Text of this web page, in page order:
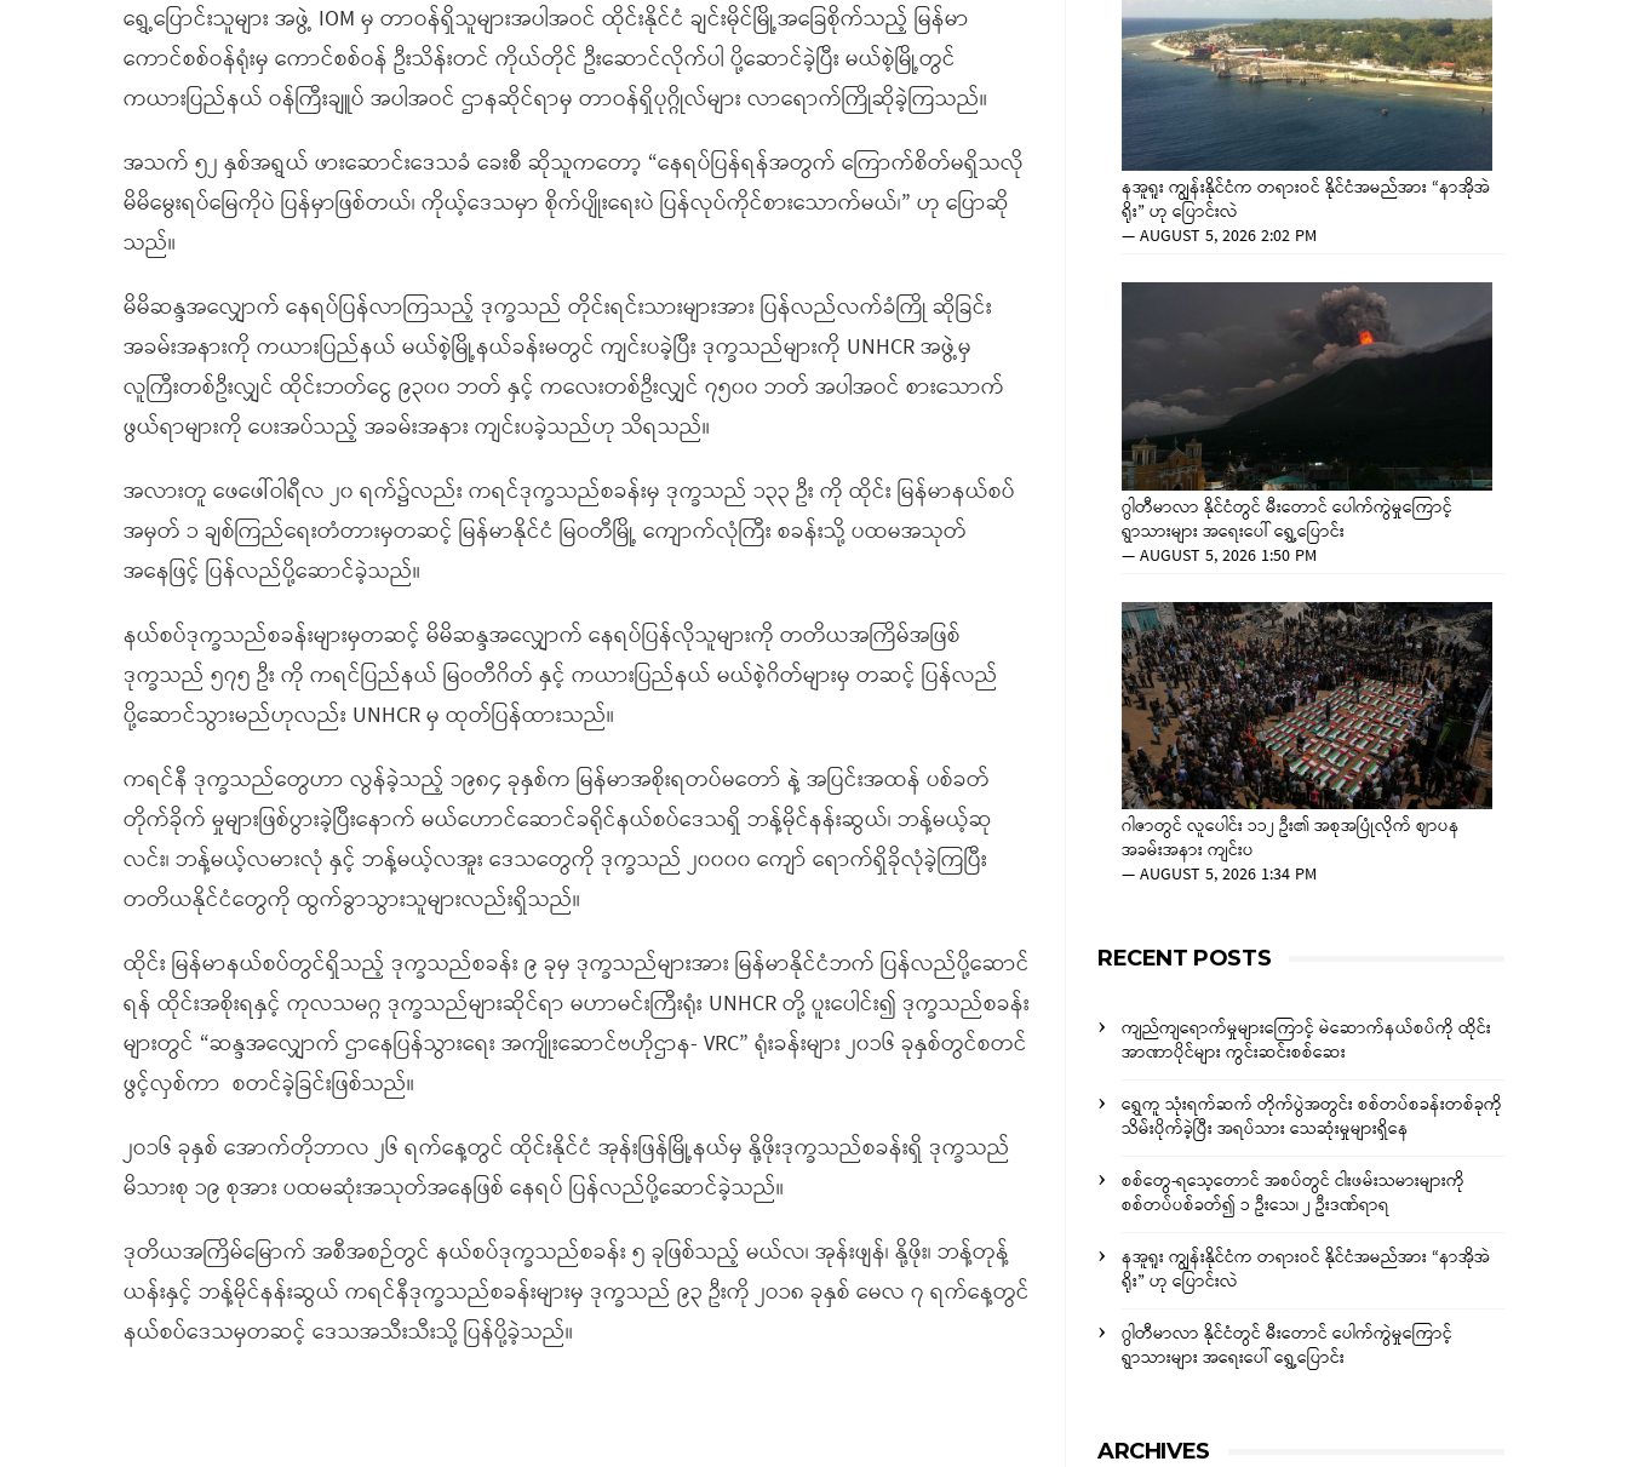
ရွှေ့ပြောင်းသူများ အဖွဲ့ IOM မှ တာဝန်ရှိသူများအပါအဝင် ထိုင်းနိုင်ငံ ချင်းမိုင်မြို့အခြေစိုက်သည့် မြန်မာ
ကောင်စစ်ဝန်ရုံးမှ ကောင်စစ်ဝန် ဦးသိန်းတင် ကိုယ်တိုင် ဦးဆောင်လိုက်ပါ ပို့ဆောင်ခဲ့ပြီး မယ်စဲ့မြို့တွင်
ကယားပြည်နယ် ဝန်ကြီးချူပ် အပါအဝင် ဌာနဆိုင်ရာမှ တာဝန်ရှိပုဂ္ဂိုလ်များ လာရောက်ကြိုဆိုခဲ့ကြသည်။
အသက် ၅၂ နှစ်အရွယ် ဖားဆောင်းဒေသခံ ခေးစီ ဆိုသူကတော့ “နေရပ်ပြန်ရန်အတွက် ကြောက်စိတ်မရှိသလို
မိမိမွေးရပ်မြေကိုပဲ ပြန်မှာဖြစ်တယ်၊ ကိုယ့်ဒေသမှာ စိုက်ပျိုးရေးပဲ ပြန်လုပ်ကိုင်စားသောက်မယ်၊” ဟု ပြောဆို
သည်။
မိမိဆန္ဒအလျှောက် နေရပ်ပြန်လာကြသည့် ဒုက္ခသည် တိုင်းရင်းသားများအား ပြန်လည်လက်ခံကြို ဆိုခြင်း
အခမ်းအနားကို ကယားပြည်နယ် မယ်စဲ့မြို့နယ်ခန်းမတွင် ကျင်းပခဲ့ပြီး ဒုက္ခသည်များကို UNHCR အဖွဲ့မှ
လူကြီးတစ်ဦးလျှင် ထိုင်းဘတ်ငွေ ၉၃၀၀ ဘတ် နှင့် ကလေးတစ်ဦးလျှင် ၇၅၀၀ ဘတ် အပါအဝင် စားသောက်
ဖွယ်ရာများကို ပေးအပ်သည့် အခမ်းအနား ကျင်းပခဲ့သည်ဟု သိရသည်။
အလားတူ ဖေဖေါ်ဝါရီလ ၂၀ ရက်၌လည်း ကရင်ဒုက္ခသည်စခန်းမှ ဒုက္ခသည် ၁၃၃ ဦး ကို ထိုင်း မြန်မာနယ်စပ်
အမှတ် ၁ ချစ်ကြည်ရေးတံတားမှတဆင့် မြန်မာနိုင်ငံ မြဝတီမြို့ ကျောက်လုံကြီး စခန်းသို့ ပထမအသုတ်
အနေဖြင့် ပြန်လည်ပို့ဆောင်ခဲ့သည်။
နယ်စပ်ဒုက္ခသည်စခန်းများမှတဆင့် မိမိဆန္ဒအလျှောက် နေရပ်ပြန်လိုသူများကို တတိယအကြိမ်အဖြစ်
ဒုက္ခသည် ၅၇၅ ဦး ကို ကရင်ပြည်နယ် မြဝတီဂိတ် နှင့် ကယားပြည်နယ် မယ်စဲ့ဂိတ်များမှ တဆင့် ပြန်လည်
ပို့ဆောင်သွားမည်ဟုလည်း UNHCR မှ ထုတ်ပြန်ထားသည်။
ကရင်နီ ဒုက္ခသည်တွေဟာ လွန်ခဲ့သည့် ၁၉၈၄ ခုနှစ်က မြန်မာအစိုးရတပ်မတော် နဲ့ အပြင်းအထန် ပစ်ခတ်
တိုက်ခိုက် မှုများဖြစ်ပွားခဲ့ပြီးနောက် မယ်ဟောင်ဆောင်ခရိုင်နယ်စပ်ဒေသရှိ ဘန့်မိုင်နန်းဆွယ်၊ ဘန့်မယ့်ဆု
လင်း၊ ဘန့်မယ့်လမားလုံ နှင့် ဘန့်မယ့်လအူး ဒေသတွေကို ဒုက္ခသည် ၂၀၀၀၀ ကျော် ရောက်ရှိခိုလုံခဲ့ကြပြီး
တတိယနိုင်ငံတွေကို ထွက်ခွာသွားသူများလည်းရှိသည်။
ထိုင်း မြန်မာနယ်စပ်တွင်ရှိသည့် ဒုက္ခသည်စခန်း ၉ ခုမှ ဒုက္ခသည်များအား မြန်မာနိုင်ငံဘက် ပြန်လည်ပို့ဆောင်
ရန် ထိုင်းအစိုးရနှင့် ကုလသမဂ္ဂ ဒုက္ခသည်များဆိုင်ရာ မဟာမင်းကြီးရုံး UNHCR တို့ ပူးပေါင်း၍ ဒုက္ခသည်စခန်း
များတွင် “ဆန္ဒအလျှောက် ဌာနေပြန်သွားရေး အကျိုးဆောင်ဗဟိုဌာန- VRC” ရုံးခန်းများ ၂၀၁၆ ခုနှစ်တွင်စတင်
ဖွင့်လှစ်ကာ စတင်ခဲ့ခြင်းဖြစ်သည်။
၂ဝ၁၆ ခုနှစ် အောက်တိုဘာလ ၂၆ ရက်နေ့တွင် ထိုင်းနိုင်ငံ အုန်းဖြန်မြို့နယ်မှ နို့ဖိုးဒုက္ခသည်စခန်းရှိ ဒုက္ခသည်
မိသားစု ၁၉ စုအား ပထမဆုံးအသုတ်အနေဖြစ် နေရပ် ပြန်လည်ပို့ဆောင်ခဲ့သည်။
ဒုတိယအကြိမ်မြောက် အစီအစဉ်တွင် နယ်စပ်ဒုက္ခသည်စခန်း ၅ ခုဖြစ်သည့် မယ်လ၊ အုန်းဖျန်၊ နို့ဖိုး၊ ဘန့်တုန့်
ယန်းနှင့် ဘန့်မိုင်နန်းဆွယ် ကရင်နီဒုက္ခသည်စခန်းများမှ ဒုက္ခသည် ၉၃ ဦးကို ၂ဝ၁၈ ခုနှစ် မေလ ၇ ရက်နေ့တွင်
နယ်စပ်ဒေသမှတဆင့် ဒေသအသီးသီးသို့ ပြန်ပို့ခဲ့သည်။
နအူရူး ကျွန်းနိုင်ငံက တရားဝင် နိုင်ငံအမည်အား “နာအိုအဲ
ရိုး” ဟု ပြောင်းလဲ
—AUGUST 5, 2026 2:02 PM
ဂွါတီမာလာ နိုင်ငံတွင် မီးတောင် ပေါက်ကွဲမှုကြောင့်
ရွာသားများ အရေးပေါ် ရွှေ့ပြောင်း
—AUGUST 5, 2026 1:50 PM
ဂါဇာတွင် လူပေါင်း ၁၁၂ ဦး၏ အစုအပြုံလိုက် ဈာပန
အခမ်းအနား ကျင်းပ
—AUGUST 5, 2026 1:34 PM
RECENT POSTS
ကျည်ကျရောက်မှုများကြောင့် မဲဆောက်နယ်စပ်ကို ထိုင်း
အာဏာပိုင်များ ကွင်းဆင်းစစ်ဆေး
ရွှေကူ သုံးရက်ဆက် တိုက်ပွဲအတွင်း စစ်တပ်စခန်းတစ်ခုကို
သိမ်းပိုက်ခဲ့ပြီး အရပ်သား သေဆုံးမှုများရှိနေ
စစ်တွေ-ရသေ့တောင် အစပ်တွင် ငါးဖမ်းသမားများကို
စစ်တပ်ပစ်ခတ်၍ ၁ ဦးသေ၊ ၂ ဦးဒဏ်ရာရ
နအူရူး ကျွန်းနိုင်ငံက တရားဝင် နိုင်ငံအမည်အား “နာအိုအဲ
ရိုး” ဟု ပြောင်းလဲ
ဂွါတီမာလာ နိုင်ငံတွင် မီးတောင် ပေါက်ကွဲမှုကြောင့်
ရွာသားများ အရေးပေါ် ရွှေ့ပြောင်း
ARCHIVES